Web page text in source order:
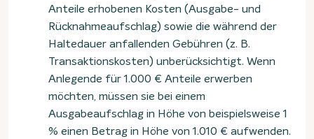
Anteile erhobenen Kosten (Ausgabe- und
Rücknahmeaufschlag) sowie die während der
Haltedauer anfallenden Gebühren (z. B.
Transaktionskosten) unberücksichtigt. Wenn
Anlegende für 1.000 € Anteile erwerben
möchten, müssen sie bei einem
Ausgabeaufschlag in Höhe von beispielsweise 1
% einen Betrag in Höhe von 1.010 € aufwenden.